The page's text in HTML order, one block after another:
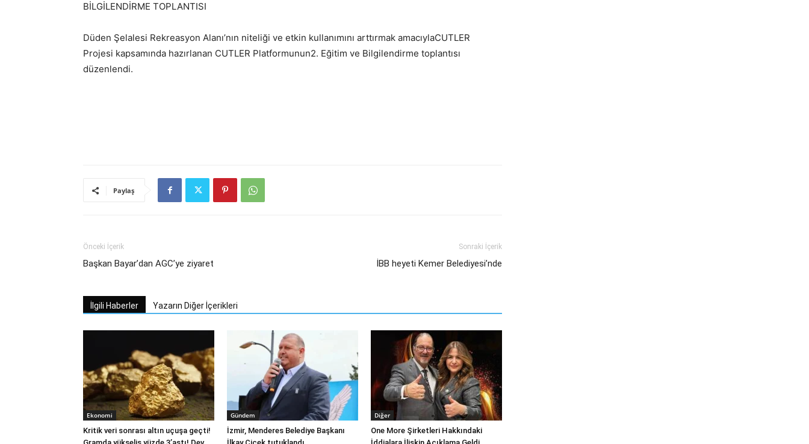
BİLGİLENDİRME TOPLANTISI
Düden Şelalesi Rekreasyon Alanı’nın niteliği ve etkin kullanımını arttırmak amacıylaCUTLER
Projesi kapsamında hazırlanan CUTLER Platformunun2. Eğitim ve Bilgilendirme toplantısı
düzenlendi.
Paylaş
Önceki İçerik
Başkan Bayar’dan AGC’ye ziyaret
Sonraki İçerik
İBB heyeti Kemer Belediyesi’nde
İlgili Haberler Yazarın Diğer İçerikleri
Ekonomi
Kritik veri sonrası altın uçuşa geçti!
Gündem
İzmir, Menderes Belediye Başkanı
Diğer
One More Şirketleri Hakkındaki